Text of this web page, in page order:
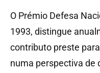
O Prémio Defesa
1993, distingue
contributo preste
numa perspectiva de